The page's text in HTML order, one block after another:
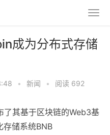
成为分布式存储
• 新闻 • 阅读 692
了其基于区块链的Web3基
存储系统BNB